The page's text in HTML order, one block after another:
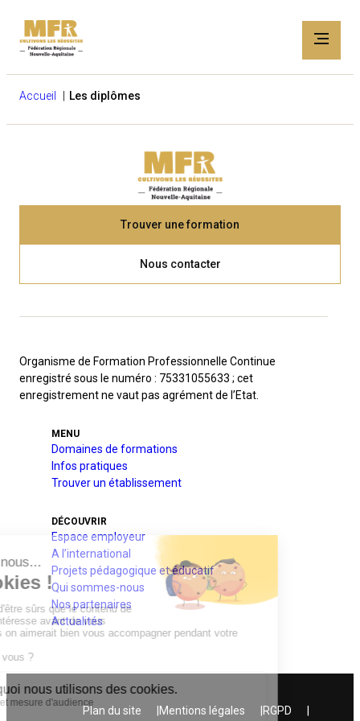
Accueil Les diplômes
Trouver une formation
Nous contacter
Organisme de Formation Professionnelle Continue
enregistré sous le numéro : 75331055633 ; cet
enregistrement ne vaut pas agrément de l’Etat.
MENU
Domaines de formations
Infos pratiques
Trouver un établissement
DÉCOUVRIR
Espace employeur
A l’international
Projets pédagogique et éducatif
Qui sommes-nous
Nos partenaires
Actualités
Plan du site Mentions légales RGPD